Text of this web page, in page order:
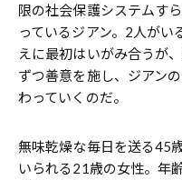
限の社会保護システムす
っているジアン。2人が
えに最初はいがみ合うが
ずつ善意を施し、ジアン
わっていくのだ。
無味乾燥な毎日を送る45
いられる21歳の女性。年